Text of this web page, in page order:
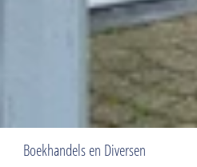
Boekhandels en Diversen